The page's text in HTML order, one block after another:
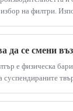
на филтри.
които са напълно
да се смени
е физическа
суспендираните